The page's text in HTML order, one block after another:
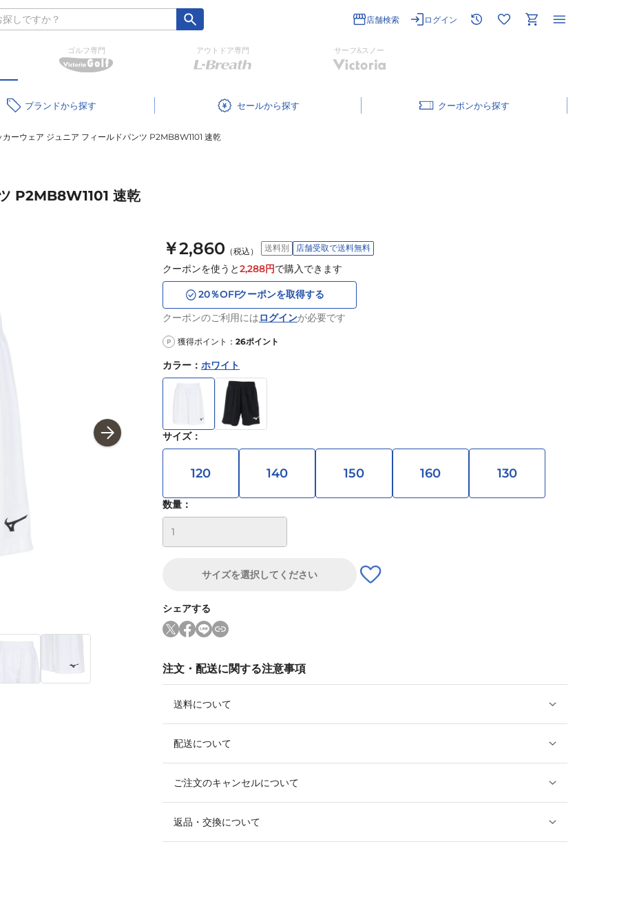
店舗検索 ログイン
ゴルフ専門 アウトドア専門 サーフ&スノー
ブランド セール クーポン
カーウェア ジュニア フィールドパンツ P2MB8W1101 速乾
P2MB8W1101 速乾
￥2,860 （税込） 送料別 店舗受取で送料無料
クーポンを使うと2,288円で購入できます
20％OFFクーポンを取得する
クーポンのご利用にはログインが必要です
P 獲得ポイント： 26ポイント
カラー ： ホワイト
サイズ：
120 140 150 160 130
数量：
サイズを選択してください
シェアする
注文・配送に関する注意事項
送料について
配送について
ご注文のキャンセルについて
返品・交換について